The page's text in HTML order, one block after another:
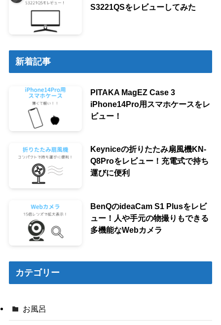
S3221QSをレビューしてみた
新着記事
PITAKA MagEZ Case 3
iPhone14Pro用スマホケースをレ
ビュー！
Keyniceの折りたたみ扇風機KN-
Q8Proをレビュー！充電式で持ち
運びに便利
BenQのideaCam S1 Plusをレビ
ュー！人や手元の物撮りもできる
多機能なWebカメラ
カテゴリー
お風呂